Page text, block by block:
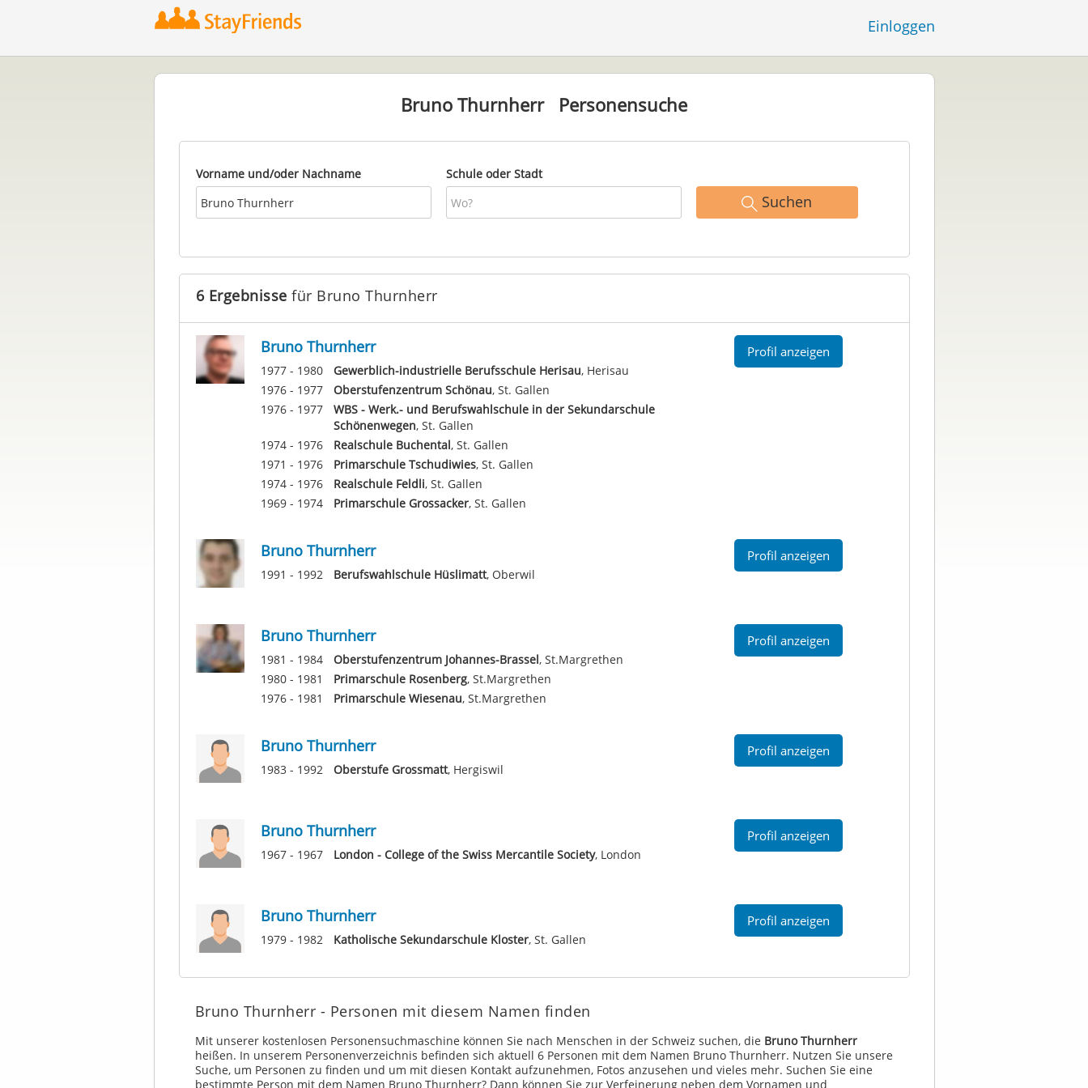
Einloggen
Bruno Thurnherr - Personen mit diesem Namen finden
Mit unserer kostenlosen Personensuchmaschine können Sie nach Menschen in der Schweiz suchen, die Bruno Thurnherr
heißen. In unserem Personenverzeichnis befinden sich aktuell 6 Personen mit dem Namen Bruno Thurnherr. Nutzen Sie unsere
Suche, um Personen zu finden und um mit diesen Kontakt aufzunehmen, Fotos anzusehen und vieles mehr. Suchen Sie eine
bestimmte Person mit dem Namen Bruno Thurnherr? Dann können Sie zur Verfeinerung neben dem Vornamen und
Bruno ThurnherrPersonensuche
Vorname und/oder Nachname Schule oder Stadt
Suchen
6 Ergebnisse für Bruno Thurnherr
Bruno Thurnherr
1977 - 1980 Gewerblich-industrielle Berufsschule Herisau, Herisau
1976 - 1977
Oberstufenzentrum Schönau, St. Gallen
1976 - 1977
WBS - Werk.- und Berufswahlschule in der Sekundarschule
Schönenwegen, St. Gallen
1974 - 1976
Realschule Buchental, St. Gallen
1971 - 1976
Primarschule Tschudiwies, St. Gallen
1974 - 1976
Realschule Feldli, St. Gallen
1969 - 1974
Primarschule Grossacker, St. Gallen
Profil anzeigen
Bruno Thurnherr
1991 - 1992 Berufswahlschule Hüslimatt, Oberwil
Profil anzeigen
Bruno Thurnherr
1981 - 1984 Oberstufenzentrum Johannes-Brassel, St.Margrethen
1980 - 1981
Primarschule Rosenberg, St.Margrethen
1976 - 1981
Primarschule Wiesenau, St.Margrethen
Profil anzeigen
Bruno Thurnherr
1983 - 1992 Oberstufe Grossmatt, Hergiswil
Profil anzeigen
Bruno Thurnherr
1967 - 1967 London - College of the Swiss Mercantile Society, London
Profil anzeigen
Bruno Thurnherr
1979 - 1982 Katholische Sekundarschule Kloster, St. Gallen
Profil anzeigen